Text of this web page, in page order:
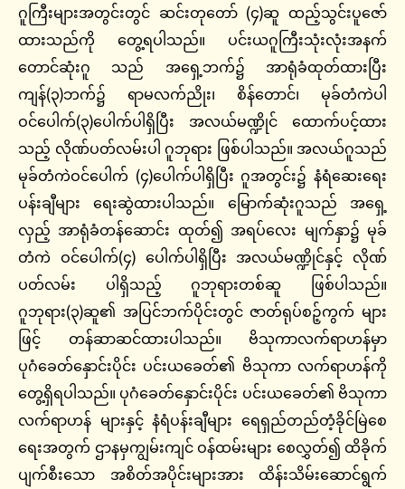
ဂူကြီးများအတွင်းတွင် ဆင်းတုတော် (၄)ဆူ ထည့်သွင်းပူဇော်
ထားသည်ကို တွေ့ရပါသည်။ ပင်းယဂူကြီးသုံးလုံးအနက်
တောင်ဆုံးဂူ သည် အရှေ့ဘက်၌ အာရုံခံထုတ်ထားပြီး
ကျန်(၃)ဘက်၌ ရာမလက်ညိုး၊ စိန်တောင်၊ မုခ်တံကဲပါ
ဝင်ပေါက်(၃)ပေါက်ပါရှိပြီး အလယ်မဏ္ဍိုင် ထောက်ပင့်ထား
သည့် လိုဏ်ပတ်လမ်းပါ ဂူဘုရား ဖြစ်ပါသည်။ အလယ်ဂူသည်
မုခ်တံကဲဝင်ပေါက် (၄)ပေါက်ပါရှိပြီး ဂူအတွင်း၌ နံရံဆေးရေး
ပန်းချီများ ရေးဆွဲထားပါသည်။ မြောက်ဆုံးဂူသည် အရှေ့
လှည့် အာရုံခံတန်ဆောင်း ထုတ်၍ အရပ်လေး မျက်နှာ၌ မုခ်
တံကဲ ဝင်ပေါက်(၄) ပေါက်ပါရှိပြီး အလယ်မဏ္ဍိုင်နှင့် လိုဏ်
ပတ်လမ်း ပါရှိသည့် ဂူဘုရားတစ်ဆူ ဖြစ်ပါသည်။
ဂူဘုရား(၃)ဆူ၏ အပြင်ဘက်ပိုင်းတွင် ဇာတ်ရုပ်စဉ့်ကွက် များ
ဖြင့် တန်ဆာဆင်ထားပါသည်။ ဗိသုကာလက်ရာဟန်မှာ
ပုဂံခေတ်နှောင်းပိုင်း ပင်းယခေတ်၏ ဗိသုကာ လက်ရာဟန်ကို
တွေ့ရှိရပါသည်။ ပုဂံခေတ်နှောင်းပိုင်း ပင်းယခေတ်၏ ဗိသုကာ
လက်ရာဟန် များနှင့် နံရံပန်းချီများ ရေရှည်တည်တံ့ခိုင်မြဲစေ
ရေးအတွက် ဌာနမှကျွမ်းကျင် ဝန်ထမ်းများ စေလွှတ်၍ ထိခိုက်
ပျက်စီးသော အစိတ်အပိုင်းများအား ထိန်းသိမ်းဆောင်ရွက်